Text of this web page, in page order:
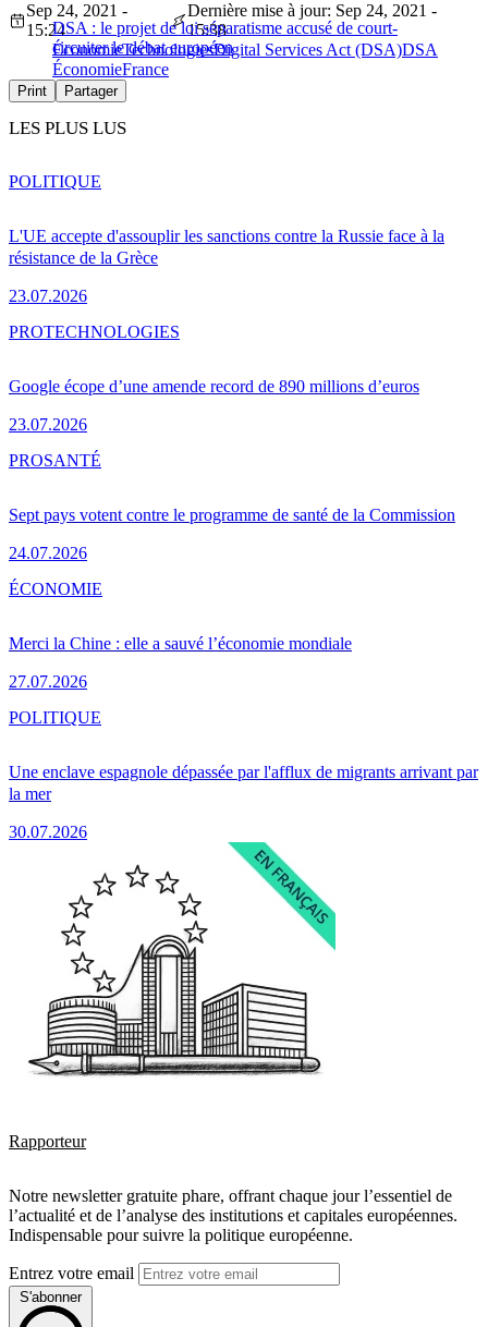
DSA : le projet de loi séparatisme accusé de court-
circuiter le débat européen
Sep 24, 2021 -
15:24
Dernière mise à jour: Sep 24, 2021 -
15:38
ÉconomieTechnologiesDigital Services Act (DSA)DSA
ÉconomieFrance
Print Partager
LES PLUS LUS
L'UE accepte d'assouplir les sanctions contre la Russie face à la
résistance de la Grèce
23.07.2026
POLITIQUE
Google écope d’une amende record de 890 millions d’euros
23.07.2026
PROTECHNOLOGIES
Sept pays votent contre le programme de santé de la Commission
24.07.2026
PROSANTÉ
Merci la Chine : elle a sauvé l’économie mondiale
27.07.2026
ÉCONOMIE
Une enclave espagnole dépassée par l'afflux de migrants arrivant par
la mer
30.07.2026
POLITIQUE
Rapporteur
Notre newsletter gratuite phare, offrant chaque jour l’essentiel de
l’actualité et de l’analyse des institutions et capitales européennes.
Indispensable pour suivre la politique européenne.
Entrez votre email
S'abonner